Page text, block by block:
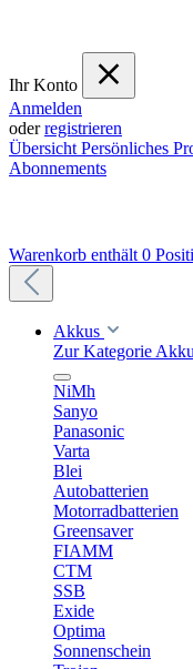
Ihr Konto
Anmelden
oderregistrieren
Übersicht Persönliches
Abonnements
Warenkorb enthält 0
Akkus
Zur Kategorie
NiMh
Sanyo
Panasonic
Varta
Blei
Autobatterien
Motorradbatterien
Greensaver
FIAMM
CTM
SSB
Exide
Optima
Sonnenschein